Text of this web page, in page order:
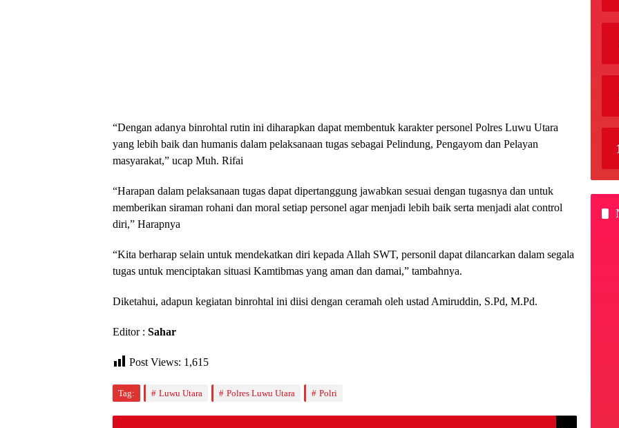
“Dengan adanya binrohtal rutin ini diharapkan dapat membentuk karakter personel Polres Luwu Utara
yang lebih baik dan humanis dalam pelaksanaan tugas sebagai Pelindung, Pengayom dan Pelayan
masyarakat,” ucap Muh. Rifai
“Harapan dalam pelaksanaan tugas dapat dipertanggung jawabkan sesuai dengan tugasnya dan untuk
memberikan siraman rohani dan moral setiap personel agar menjadi lebih baik serta menjadi alat control
diri,” Harapnya
“Kita berharap selain untuk mendekatkan diri kepada Allah SWT, personil dapat dilancarkan dalam segala
tugas untuk menciptakan situasi Kamtibmas yang aman dan damai,” tambahnya.
Diketahui, adapun kegiatan binrohtal ini diisi dengan ceramah oleh ustad Amiruddin, S.Pd, M.Pd.
Editor : Sahar
Post Views: 1,615
Tag: Luwu Utara Polres Luwu Utara Polri